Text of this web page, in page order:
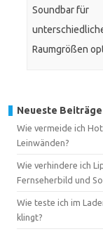
Soundbar für
Raumgrößen
Neueste Beiträge
Wie vermeide ich
Leinwänden?
Wie verhindere ich
Fernseherbild und
Wie teste ich im
klingt?